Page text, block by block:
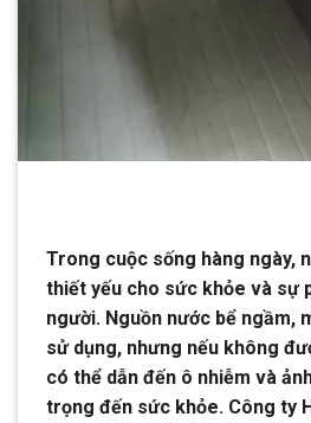
Trong cuộc sống hàng ngày,
thiết yếu cho sức khỏe và sự
người. Nguồn nước bể ngầm,
sử dụng, nhưng nếu không
có thể dẫn đến ô nhiễm và
trọng đến sức khỏe. Công ty